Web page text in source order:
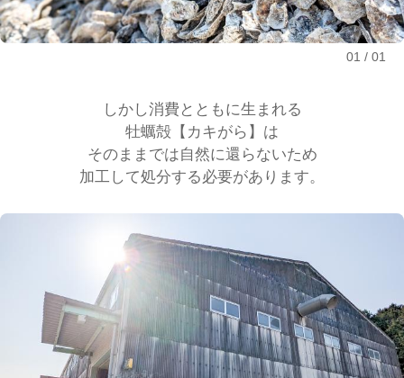
01 01
しかし消費とともに生まれる
牡蠣殻【カキがら】は
そのままでは自然に還らないため
加工して処分する必要があります。